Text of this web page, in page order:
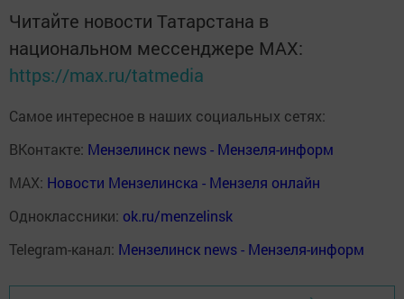
Читайте новости Татарстана в
национальном мессенджере MАХ:
https://max.ru/tatmedia
Самое интересное в наших социальных сетях:
ВКонтакте: Мензелинск news - Мензеля-информ
MAX: Новости Мензелинска - Мензеля онлайн
Одноклассники: ok.ru/menzelinsk
Telegram-канал: Мензелинск news - Мензеля-информ